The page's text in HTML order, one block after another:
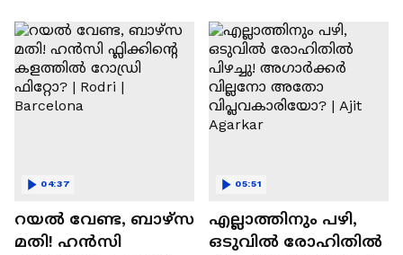
റയല്‍ വേണ്ട, ബാഴ്‌സ
മതി! ഹൻസി
04:37
എല്ലാത്തിനും പഴി,
ഒടുവില്‍ രോഹിതില്‍
05:51